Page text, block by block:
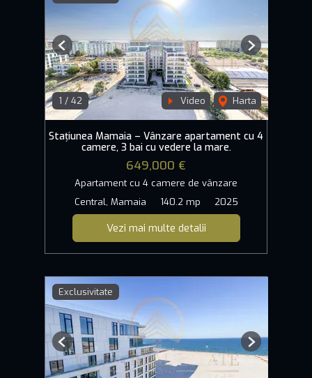
1 / 42 Video Harta
Previous Next
Stațiunea Mamaia – Vânzare apartament cu 4
camere, 3 bai cu vedere la mare.
649,000 €
Apartament cu 4 camere de vânzare
Central, Mamaia
140.2 mp 2025
Vezi mai multe detalii
Exclusivitate
Previous Next